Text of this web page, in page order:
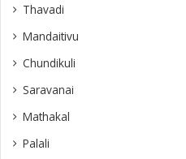
Thavadi
Mandaitivu
Chundikuli
Saravanai
Mathakal
Palali